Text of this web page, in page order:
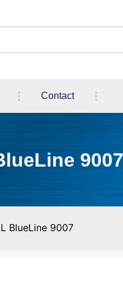
Contact
9007
BlueLine 9007